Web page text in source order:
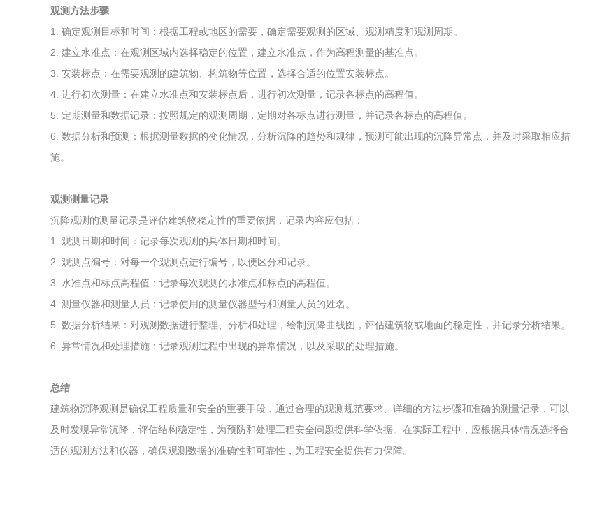
观测方法步骤
1. 确定观测目标和时间：根据工程或地区的需要，确定需要观测的区域、观测精度和观测周期。
2. 建立水准点：在观测区域内选择稳定的位置，建立水准点，作为高程测量的基准点。
3. 安装标点：在需要观测的建筑物、构筑物等位置，选择合适的位置安装标点。
4. 进行初次测量：在建立水准点和安装标点后，进行初次测量，记录各标点的高程值。
5. 定期测量和数据记录：按照规定的观测周期，定期对各标点进行测量，并记录各标点的高程值。
6. 数据分析和预测：根据测量数据的变化情况，分析沉降的趋势和规律，预测可能出现的沉降异常点，并及时采取相应措
施。
观测测量记录
沉降观测的测量记录是评估建筑物稳定性的重要依据，记录内容应包括：
1. 观测日期和时间：记录每次观测的具体日期和时间。
2. 观测点编号：对每一个观测点进行编号，以便区分和记录。
3. 水准点和标点高程值：记录每次观测的水准点和标点的高程值。
4. 测量仪器和测量人员：记录使用的测量仪器型号和测量人员的姓名。
5. 数据分析结果：对观测数据进行整理、分析和处理，绘制沉降曲线图，评估建筑物或地面的稳定性，并记录分析结果。
6. 异常情况和处理措施：记录观测过程中出现的异常情况，以及采取的处理措施。
总结
建筑物沉降观测是确保工程质量和安全的重要手段，通过合理的观测规范要求、详细的方法步骤和准确的测量记录，可以
及时发现异常沉降，评估结构稳定性，为预防和处理工程安全问题提供科学依据。在实际工程中，应根据具体情况选择合
适的观测方法和仪器，确保观测数据的准确性和可靠性，为工程安全提供有力保障。